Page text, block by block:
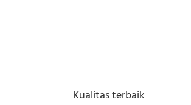
Kualitas terbaik